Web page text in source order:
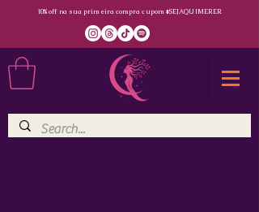
10% off na sua primeira compra cupom #SEJAQUIMERER